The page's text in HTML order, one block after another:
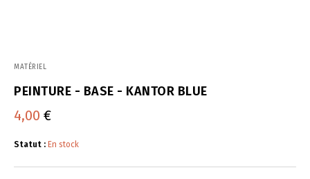
MATÉRIEL
PEINTURE - BASE - KANTOR BLUE
4,00 €
Statut : En stock